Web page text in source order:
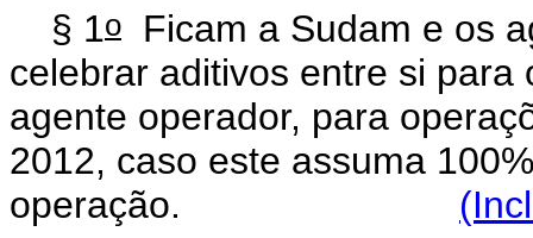
§ 1o
Ficam a Sudam e os
celebrar aditivos entre si
agente operador, para
2012, caso este assuma
operação.